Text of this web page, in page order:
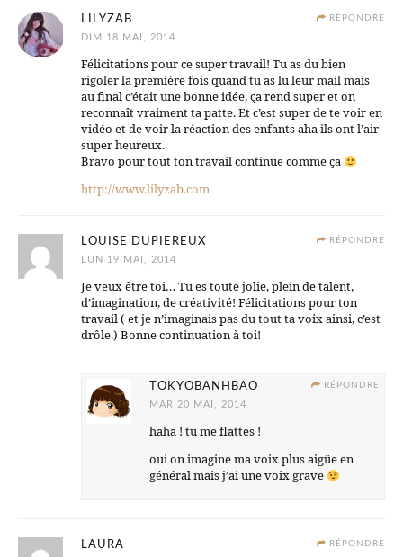
RÉPONDRE
LILYZAB
DIM 18 MAI, 2014
Félicitations pour ce super travail! Tu as du bien
rigoler la première fois quand tu as lu leur mail mais
au final c’était une bonne idée, ça rend super et on
reconnaît vraiment ta patte. Et c’est super de te voir en
vidéo et de voir la réaction des enfants aha ils ont l’air
super heureux.
Bravo pour tout ton travail continue comme ça
http://www.lilyzab.com
RÉPONDRE
LOUISE DUPIEREUX
LUN 19 MAI, 2014
Je veux être toi… Tu es toute jolie, plein de talent,
d’imagination, de créativité! Félicitations pour ton
travail ( et je n’imaginais pas du tout ta voix ainsi, c’est
drôle.) Bonne continuation à toi!
RÉPONDRE
TOKYOBANHBAO
MAR 20 MAI, 2014
haha ! tu me flattes !
oui on imagine ma voix plus aigüe en
général mais j’ai une voix grave
RÉPONDRE
LAURA